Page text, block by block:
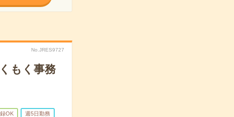
No.JRES9727
もく事務
OK 週5日勤務